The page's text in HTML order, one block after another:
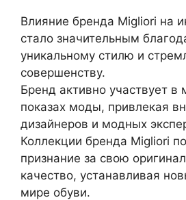
Влияние бренда Migliori на
стало значительным
уникальному стилю и
совершенству.
Бренд активно участвует
показах моды, привлекая
дизайнеров и модных
Коллекции бренда Migliori
признание за свою
качество, устанавливая
мире обуви.